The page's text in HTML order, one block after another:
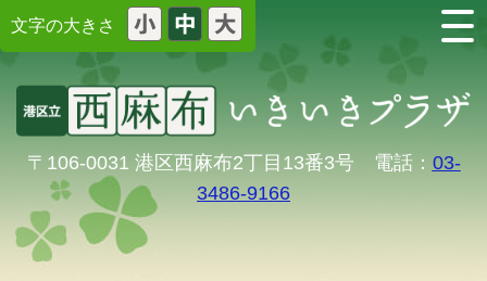
〒106-0031 港区西麻布2丁目13番3号 電話： 03-
3486-9166
文字の大きさ